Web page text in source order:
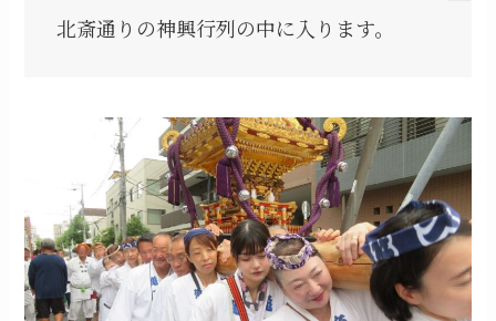
北斎通りの神興行列の中に入ります。